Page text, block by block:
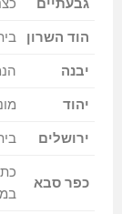
גבעתיים
הוד השרון בית הבד 2 קומה 2
יבנה הנמל 6 קומה 1 חדר 4
יהוד
ירושלים בית הכרם 30
כפר סבא